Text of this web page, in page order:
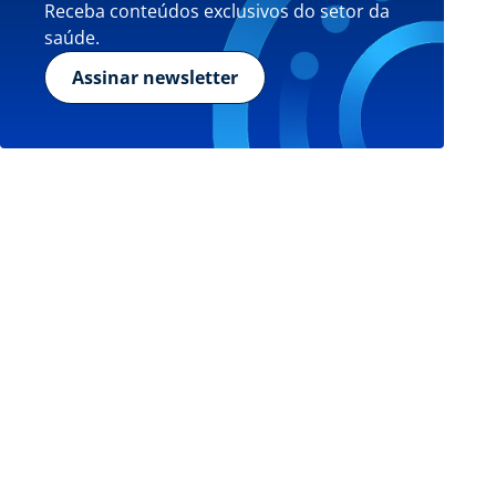
Receba conteúdos exclusivos do setor da
saúde.
Assinar newsletter